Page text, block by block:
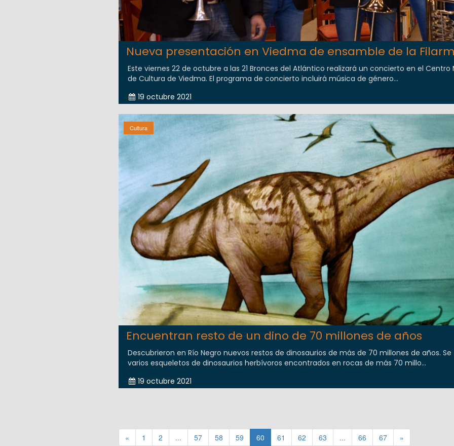
Nueva presentación en Viedma de ensamble de la
Este viernes 22 de octubre a las 21 Bronces del Atlántico realizará un concierto en el Centro
de Cultura de Viedma. El programa de concierto incluirá música de género...
19 octubre 2021
Cultura
Encuentran resto de un dino de 70 millones de años
Descubrieron en Río Negro nuevos restos de dinosaurios de más de 70 millones de años.
varios esqueletos de dinosaurios herbívoros encontrados en rocas de más 70 millo...
19 octubre 2021
« 1 2 ... 57 58 59 60 61 62 63 ... 66 67 »